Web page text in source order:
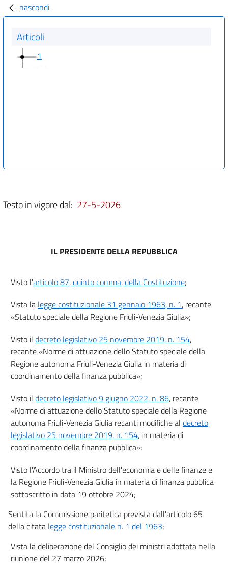
nascondi
Articoli
1
Testo in vigore dal: 27-5-2026
IL PRESIDENTE DELLA REPUBBLICA
Visto l'articolo 87, quinto comma, della Costituzione;
Vista la legge costituzionale 31 gennaio 1963, n. 1, recante
«Statuto speciale della Regione Friuli-Venezia Giulia»;
Visto il decreto legislativo 25 novembre 2019, n. 154,
recante «Norme di attuazione dello Statuto speciale della
Regione autonoma Friuli-Venezia Giulia in materia di
coordinamento della finanza pubblica»;
Visto il decreto legislativo 9 giugno 2022, n. 86, recante
«Norme di attuazione dello Statuto speciale della Regione
autonoma Friuli-Venezia Giulia recanti modifiche al decreto
legislativo 25 novembre 2019, n. 154, in materia di
coordinamento della finanza pubblica»;
Visto l'Accordo tra il Ministro dell'economia e delle finanze e
la Regione Friuli-Venezia Giulia in materia di finanza pubblica
sottoscritto in data 19 ottobre 2024;
Sentita la Commissione paritetica prevista dall'articolo 65
della citata legge costituzionale n. 1 del 1963;
Vista la deliberazione del Consiglio dei ministri adottata nella
riunione del 27 marzo 2026;